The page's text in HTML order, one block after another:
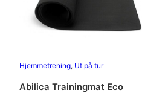
Hjemmetrening, Ut på tur
Abilica Trainingmat Eco